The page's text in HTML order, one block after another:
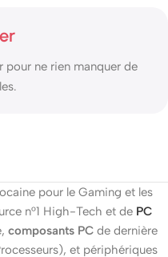
pour ne rien manquer de
pour le Gaming et les
n°1 High-Tech et de PC
composants PCde dernière
et périphériques